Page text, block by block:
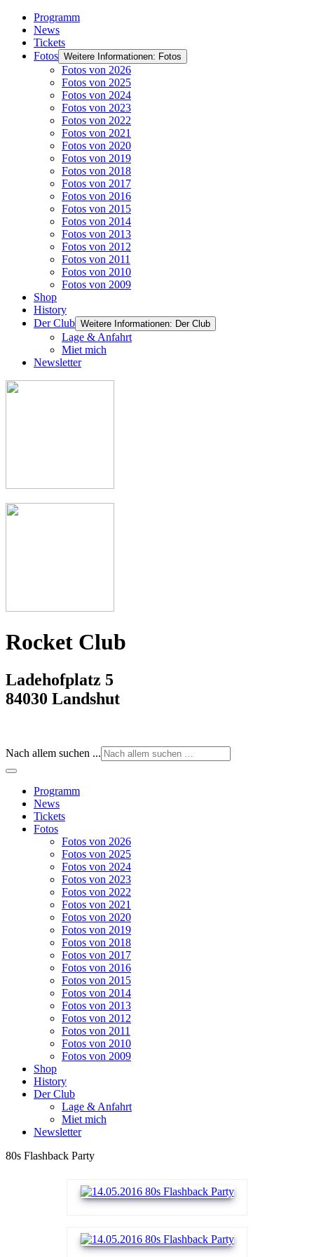
Programm
News
Tickets
Fotos Weitere Informationen: Fotos
Fotos von 2026
Fotos von 2025
Fotos von 2024
Fotos von 2023
Fotos von 2022
Fotos von 2021
Fotos von 2020
Fotos von 2019
Fotos von 2018
Fotos von 2017
Fotos von 2016
Fotos von 2015
Fotos von 2014
Fotos von 2013
Fotos von 2012
Fotos von 2011
Fotos von 2010
Fotos von 2009
Shop
History
Der Club Weitere Informationen: Der Club
Lage & Anfahrt
Miet mich
Newsletter
Rocket Club
Ladehofplatz 5
84030 Landshut
Nach allem suchen ...
Programm
News
Tickets
Fotos
Fotos von 2026
Fotos von 2025
Fotos von 2024
Fotos von 2023
Fotos von 2022
Fotos von 2021
Fotos von 2020
Fotos von 2019
Fotos von 2018
Fotos von 2017
Fotos von 2016
Fotos von 2015
Fotos von 2014
Fotos von 2013
Fotos von 2012
Fotos von 2011
Fotos von 2010
Fotos von 2009
Shop
History
Der Club
Lage & Anfahrt
Miet mich
Newsletter
80s Flashback Party